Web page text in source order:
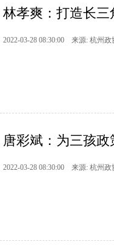
林孝爽：打造长
2022-03-28 08:30:00 来源: 杭州政
唐彩斌：为三孩
2022-03-28 08:30:00 来源: 杭州政